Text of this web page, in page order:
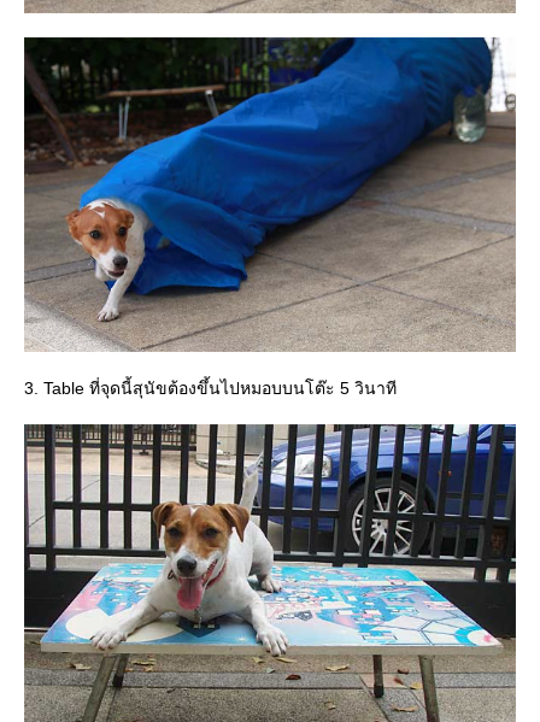
3. Table ที่จุดนี้สุนัขต้องขึ้นไปหมอบบนโต๊ะ 5 วินาที